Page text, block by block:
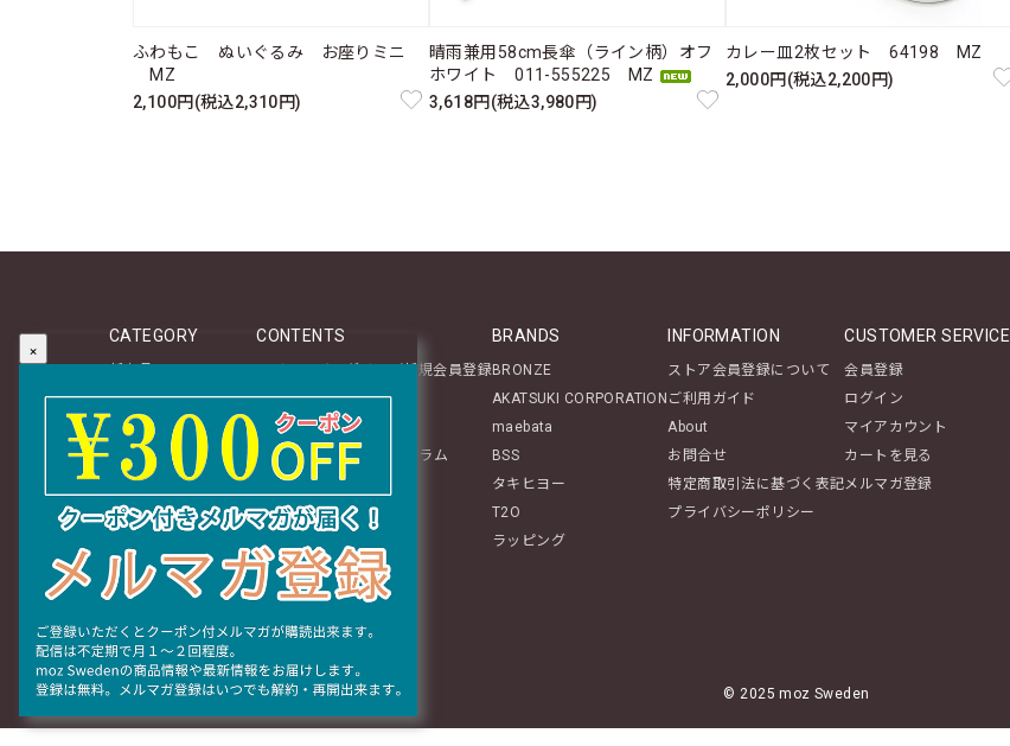
ふわもこ ぬいぐるみ お座りミニ
MZ
2,100円(税込2,310円)
晴雨兼用58cm長傘（ライン柄）オフ
ホワイト 011-555225 MZ
3,618円(税込3,980円)
カレー皿2枚セット 64198 MZ
2,000円(税込2,200円)
CATEGORY
テーブルウェア
ステーショナリー
生活雑貨
インテリア
ぬいぐるみ・チャーム
ギフト
おすすめグッズ特集
CONTENTS
マイページログイン／新規会員登録
About
レビュー投稿のご案内
mozアイテムに関するコラム
BRANDS
BRONZE
AKATSUKI CORPORATION
maebata
BSS
タキヒヨー
T2O
ラッピング
INFORMATION
ストア会員登録について
ご利用ガイド
About
お問合せ
特定商取引法に基づく表記
プライバシーポリシー
CUSTOMER SERVICE
会員登録
ログイン
マイアカウント
カートを見る
メルマガ登録
© 2025 moz Sweden
×